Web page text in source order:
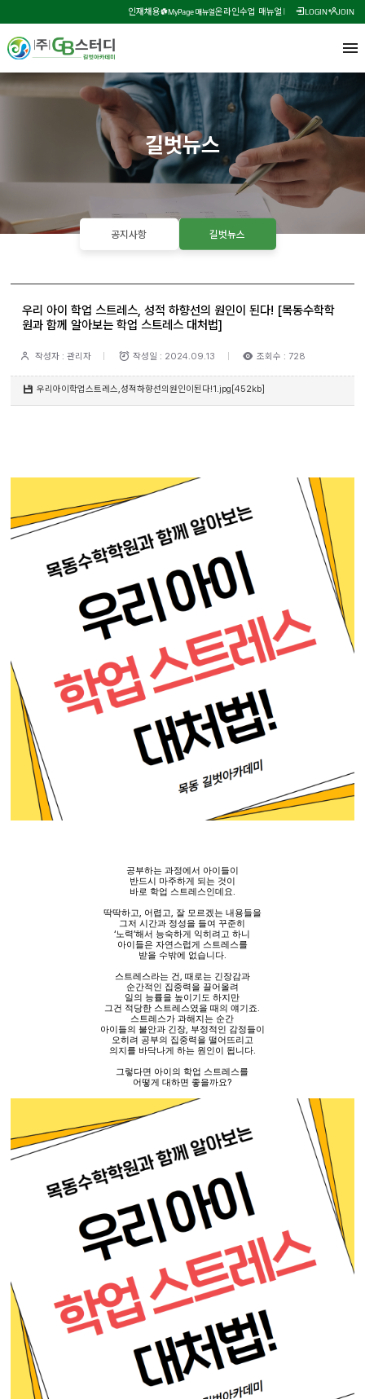
인재채용 MyPage 매뉴얼온라인수업 매뉴얼 LOGIN JOIN
길벗뉴스
공지사항 길벗뉴스
우리 아이 학업 스트레스, 성적 하향선의 원인이 된다! [목동수학학
원과 함께 알아보는 학업 스트레스 대처법]
작성자 : 관리자 작성일 : 2024.09.13 조회수 : 728
우리아이학업스트레스,성적하향선의원인이된다!1.jpg[452kb]
공부하는 과정에서 아이들이
반드시 마주하게 되는 것이
바로 학업 스트레스인데요.
딱딱하고, 어렵고, 잘 모르겠는 내용들을
그저 시간과 정성을 들여 꾸준히
‘노력’해서 능숙하게 익히려고 하니
아이들은 자연스럽게 스트레스를
받을 수밖에 없습니다.
스트레스라는 건, 때로는 긴장감과
순간적인 집중력을 끌어올려
일의 능률을 높이기도 하지만
그건 적당한 스트레스였을 때의 얘기죠.
스트레스가 과해지는 순간
아이들의 불안과 긴장, 부정적인 감정들이
오히려 공부의 집중력을 떨어뜨리고
의지를 바닥나게 하는 원인이 됩니다.
그렇다면 아이의 학업 스트레스를
어떻게 대하면 좋을까요?